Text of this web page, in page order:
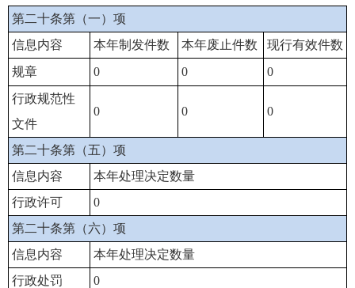
第二十条第（一）项
信息内容
本年制发件数 本年废止件数
现行有效件数
规章
0 0
0
行政规范性
文件
0 0 0
第二十条第（五）项
信息内容
本年处理决定数量
行政许可
0
第二十条第（六）项
信息内容
本年处理决定数量
行政处罚
0